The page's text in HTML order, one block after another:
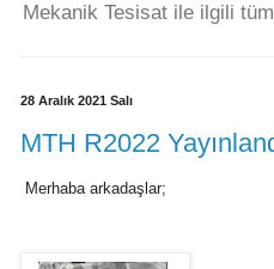
Mekanik Tesisat ile ilgili
28 Aralık 2021 Salı
MTH R2022
Merhaba arkadaşlar;